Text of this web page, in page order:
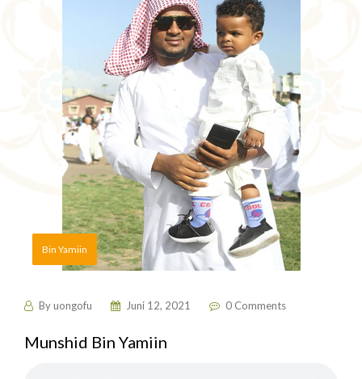
Bin Yamiin
Byuongofu Juni 12, 2021 0 Comments
Munshid Bin Yamiin